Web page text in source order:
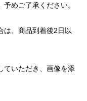
めご了承ください。
は、商品到着後2日以
ていただき、画像を添